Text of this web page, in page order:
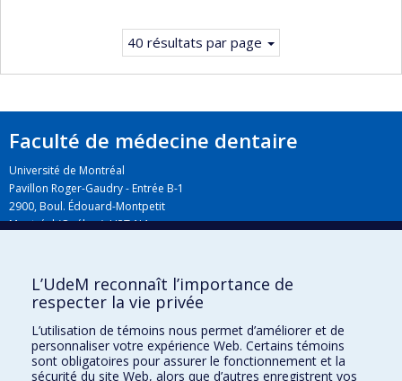
courante.
40 résultats par page
Faculté de médecine dentaire
Université de Montréal
Pavillon Roger-Gaudry - Entrée B-1
2900, Boul. Édouard-Montpetit
Montréal (Québec) H3T 1J4
Plan du campus
L’UdeM reconnaît l’importance de
respecter la vie privée
L’utilisation de témoins nous permet d’améliorer et de
personnaliser votre expérience Web. Certains témoins
sont obligatoires pour assurer le fonctionnement et la
sécurité du site Web, alors que d’autres enregistrent vos